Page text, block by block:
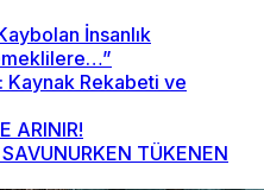
İnsanlık
Kaynak Rekabeti ve
ARINIR!
TÜKENEN